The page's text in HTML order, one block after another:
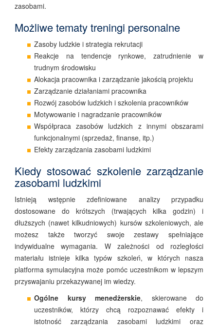
zasobami.
Możliwe tematy treningi personalne
Zasoby ludzkie i strategia rekrutacji
Reakcje na tendencje rynkowe, zatrudnienie w
trudnym środowisku
Alokacja pracownika i zarządzanie jakością projektu
Zarządzanie działaniami pracownika
Rozwój zasobów ludzkich i szkolenia pracowników
Motywowanie i nagradzanie pracowników
Współpraca zasobów ludzkich z innymi obszarami
funkcjonalnymi (sprzedaż, finanse, itp.)
Efekty zarządzania zasobami ludzkimi
Kiedy stosować szkolenie zarządzanie
zasobami ludzkimi
Istnieją wstępnie zdefiniowane analizy przypadku
dostosowane do krótszych (trwających kilka godzin) i
dłuższych (nawet kilkudniowych) kursów szkoleniowych, ale
możesz także tworzyć swoje zestawy spełniające
indywidualne wymagania. W zależności od rozległości
materiału istnieje kilka typów szkoleń, w których nasza
platforma symulacyjna może pomóc uczestnikom w lepszym
przyswajaniu przekazywanej im wiedzy.
Ogólne kursy menedżerskie, skierowane do
uczestników, którzy chcą rozpoznawać efekty i
istotność zarządzania zasobami ludzkimi oraz